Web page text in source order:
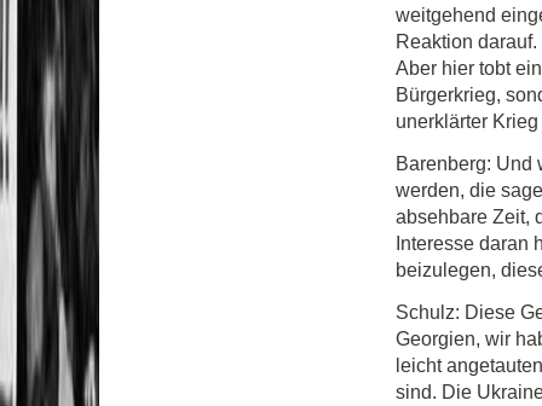
weitgehend
Reaktion darauf.
Aber hier tobt
Bürgerkrieg,
unerklärter
Barenberg: Und
werden, die
absehbare Zeit,
Interesse daran
beizulegen,
Schulz: Diese
Georgien, wir
leicht
sind. Die